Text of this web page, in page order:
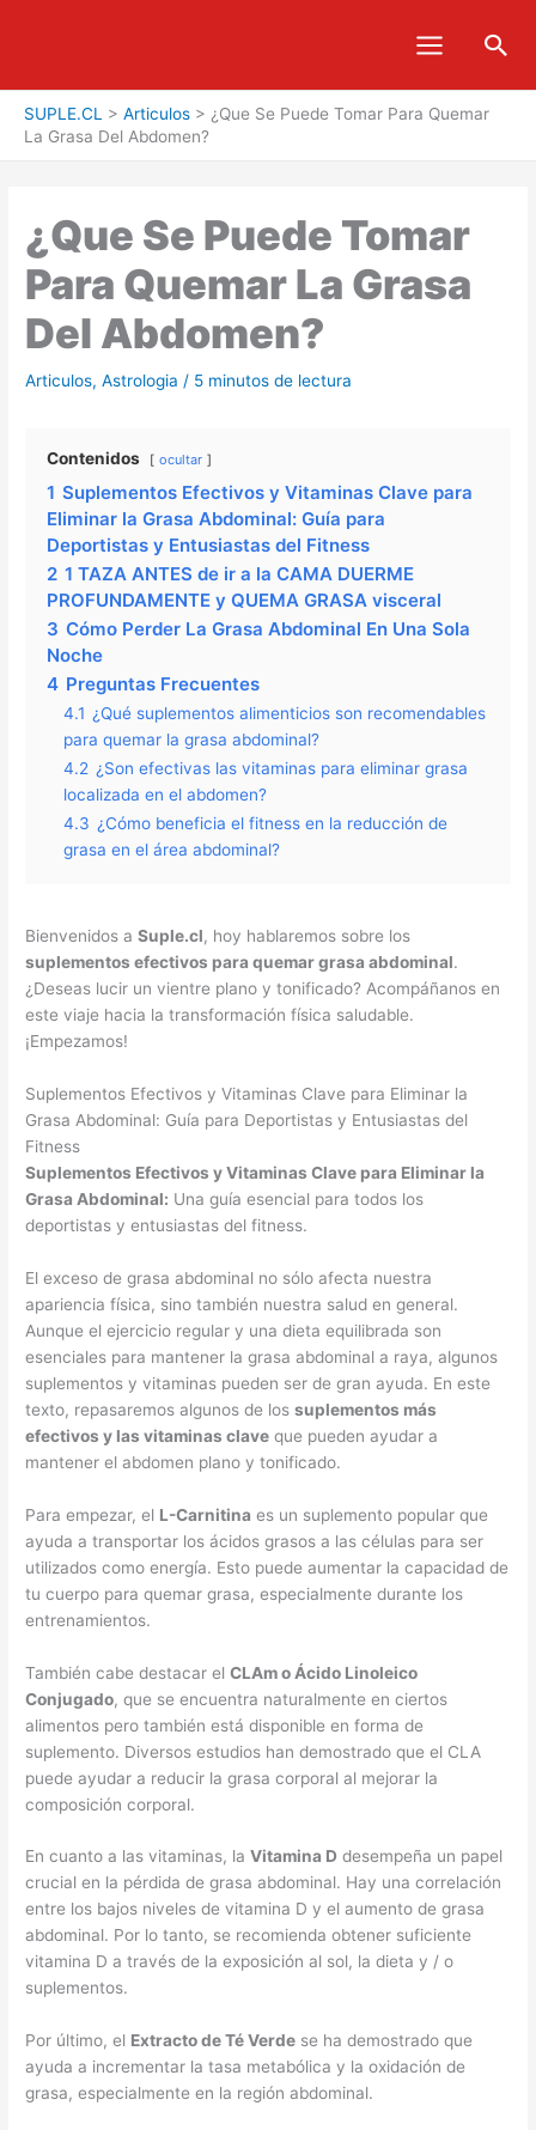
SUPLE.CL > Articulos > ¿Que Se Puede Tomar Para Quemar
La Grasa Del Abdomen?
¿Que Se Puede Tomar
Para Quemar La Grasa
Del Abdomen?
Articulos,Astrologia / 5 minutos de lectura
Contenidos ocultar
1 Suplementos Efectivos y Vitaminas Clave para
Eliminar la Grasa Abdominal: Guía para
Deportistas y Entusiastas del Fitness
2 1 TAZA ANTES de ir a la CAMA DUERME
PROFUNDAMENTE y QUEMA GRASA visceral
3 Cómo Perder La Grasa Abdominal En Una Sola
Noche
4 Preguntas Frecuentes
4.1 ¿Qué suplementos alimenticios son recomendables
para quemar la grasa abdominal?
4.2 ¿Son efectivas las vitaminas para eliminar grasa
localizada en el abdomen?
4.3 ¿Cómo beneficia el fitness en la reducción de
grasa en el área abdominal?
Bienvenidos aSuple.cl, hoy hablaremos sobre los
suplementos efectivos para quemar grasa abdominal.
¿Deseas lucir un vientre plano y tonificado? Acompáñanos en
este viaje hacia la transformación física saludable.
¡Empezamos!
Suplementos Efectivos y Vitaminas Clave para Eliminar la
Grasa Abdominal: Guía para Deportistas y Entusiastas del
Fitness
Suplementos Efectivos y Vitaminas Clave para Eliminar la
Grasa Abdominal: Una guía esencial para todos los
deportistas y entusiastas del fitness.
El exceso de grasa abdominal no sólo afecta nuestra
apariencia física, sino también nuestra salud en general.
Aunque el ejercicio regular y una dieta equilibrada son
esenciales para mantener la grasa abdominal a raya, algunos
suplementos y vitaminas pueden ser de gran ayuda. En este
texto, repasaremos algunos de lossuplementos más
efectivos y las vitaminas clave que pueden ayudar a
mantener el abdomen plano y tonificado.
Para empezar, el L-Carnitina es un suplemento popular que
ayuda a transportar los ácidos grasos a las células para ser
utilizados como energía. Esto puede aumentar la capacidad de
tu cuerpo para quemar grasa, especialmente durante los
entrenamientos.
También cabe destacar elCLAm o Ácido Linoleico
Conjugado, que se encuentra naturalmente en ciertos
alimentos pero también está disponible en forma de
suplemento. Diversos estudios han demostrado que el CLA
puede ayudar a reducir la grasa corporal al mejorar la
composición corporal.
En cuanto a las vitaminas, laVitamina D desempeña un papel
crucial en la pérdida de grasa abdominal. Hay una correlación
entre los bajos niveles de vitamina D y el aumento de grasa
abdominal. Por lo tanto, se recomienda obtener suficiente
vitamina D a través de la exposición al sol, la dieta y / o
suplementos.
Por último, el Extracto de Té Verde se ha demostrado que
ayuda a incrementar la tasa metabólica y la oxidación de
grasa, especialmente en la región abdominal.